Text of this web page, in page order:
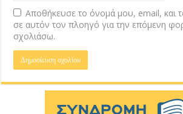
Αποθήκευσε το όνομά μου, email, και
σε αυτόν τον πλοηγό για την επόμενη
σχολιάσω.